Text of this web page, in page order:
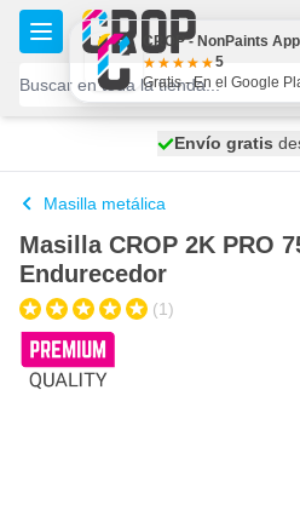
Ir al contenido
Envío gratis
100 días
Masilla metálica
Masilla CROP 2K PRO
Endurecedor
(1)
CROP - NonPaints App
5
Gratis - En el Google